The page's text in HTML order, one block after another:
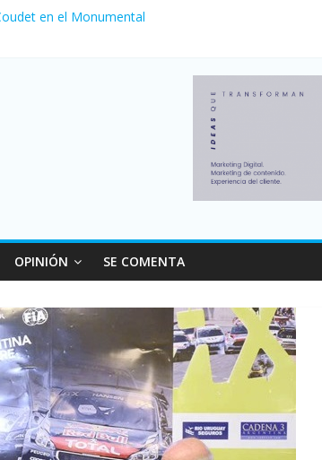
en el Monumental
movimiento y consumo turístico: 4,6 millones de
usados en julio: bajó un 12,6% interanual
OPINIÓN SE COMENTA